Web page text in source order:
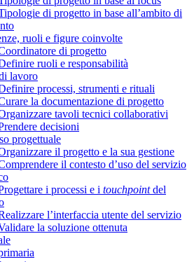
di progetto in base all’ambito di
ruoli e figure coinvolte
di progetto
ruoli e responsabilità
lavoro
processi, strumenti e rituali
la documentazione di progetto
tavoli tecnici collaborativi
decisioni
progettuale
il progetto e la sua gestione
il contesto d’uso del servizio
i processi e i touchpointdel
l’interfaccia utente del servizio
la soluzione ottenuta